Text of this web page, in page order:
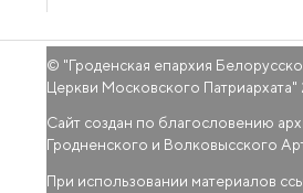
© "Гроденская епархия
Церкви Московского Патриархата"
Сайт создан по благословению
Гродненского и Волковысского
При использовании материалов